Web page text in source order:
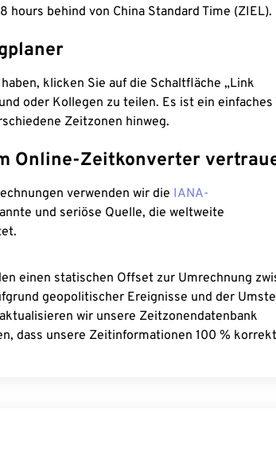
hours behind von China Standard Time (ZIEL).
klicken Sie auf die Schaltfläche „Link
oder Kollegen zu teilen. Es ist ein einfaches
Zeitzonen hinweg.
Online-Zeitkonverter
verwenden wir die IANA-
und seriöse Quelle, die weltweite
einen statischen Offset zur Umrechnung
geopolitischer Ereignisse und der
wir unsere Zeitzonendatenbank
dass unsere Zeitinformationen 100 %